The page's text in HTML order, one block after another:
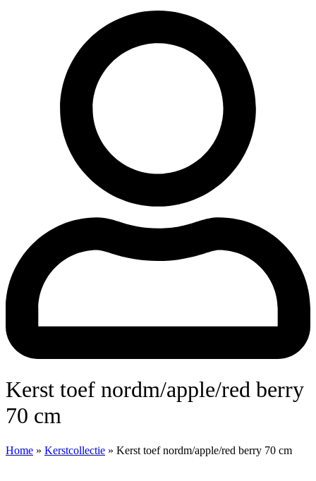
Kerst toef nordm/apple/red berry
70 cm
Home » Kerstcollectie » Kerst toef nordm/apple/red berry 70 cm